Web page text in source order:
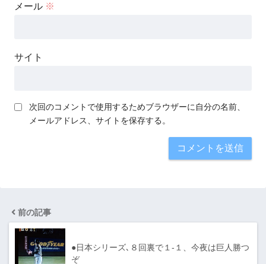
メール ※
サイト
次回のコメントで使用するためブラウザーに自分の名前、
メールアドレス、サイトを保存する。
前の記事
●日本シリーズ､８回裏で１-１、今夜は巨人勝つ
ぞ